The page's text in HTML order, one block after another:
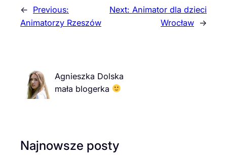
← Previous:
Animatorzy Rzeszów
Next: Animator dla dzieci
Wrocław →
Agnieszka Dolska
mała blogerka
Najnowsze posty